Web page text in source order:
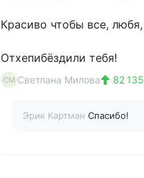
Красиво чтобы все, любя,
Отхепибёздили тебя!
СМ Светлана Милова 82 135
Эрик Картман Спасибо!